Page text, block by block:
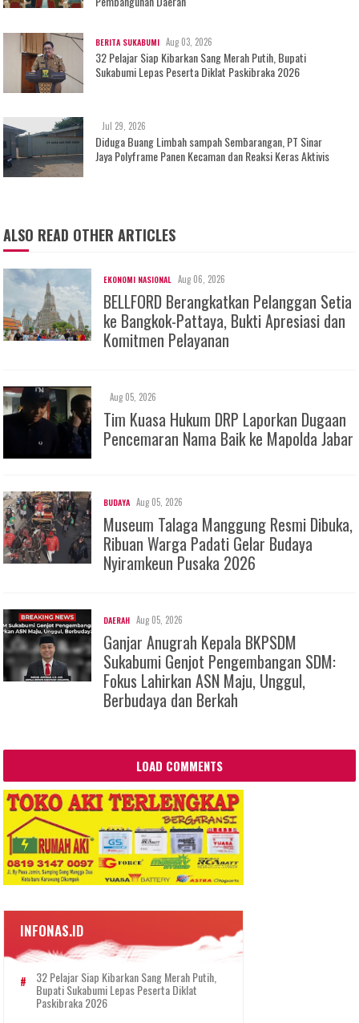
BERITA SUKABUMI Aug 03, 2026
32 Pelajar Siap Kibarkan Sang Merah Putih, Bupati
Sukabumi Lepas Peserta Diklat Paskibraka 2026
Jul 29, 2026
Diduga Buang Limbah sampah Sembarangan, PT Sinar
Jaya Polyframe Panen Kecaman dan Reaksi Keras Aktivis
ALSO READ OTHER ARTICLES
EKONOMI NASIONAL Aug 06, 2026
BELLFORD Berangkatkan Pelanggan Setia
ke Bangkok-Pattaya, Bukti Apresiasi dan
Komitmen Pelayanan
Aug 05, 2026
Tim Kuasa Hukum DRP Laporkan Dugaan
Pencemaran Nama Baik ke Mapolda Jabar
BUDAYA Aug 05, 2026
Museum Talaga Manggung Resmi Dibuka,
Ribuan Warga Padati Gelar Budaya
Nyiramkeun Pusaka 2026
DAERAH Aug 05, 2026
Ganjar Anugrah Kepala BKPSDM
Sukabumi Genjot Pengembangan SDM:
Fokus Lahirkan ASN Maju, Unggul,
Berbudaya dan Berkah
LOAD COMMENTS
INFONAS.ID
32 Pelajar Siap Kibarkan Sang Merah Putih,
Bupati Sukabumi Lepas Peserta Diklat
Paskibraka 2026